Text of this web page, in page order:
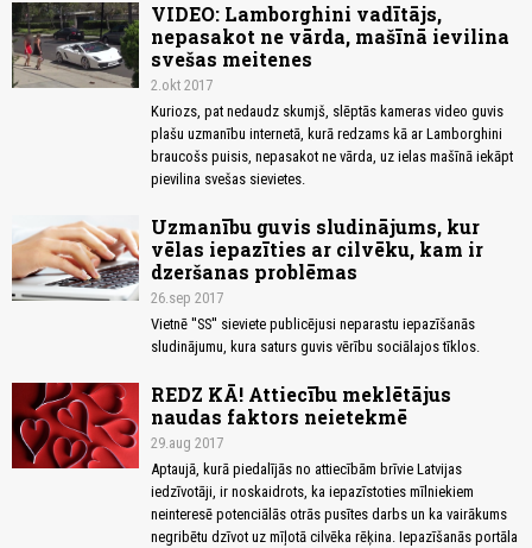
VIDEO: Lamborghini vadītājs,
nepasakot ne vārda, mašīnā ievilina
svešas meitenes
2.okt 2017
Kuriozs, pat nedaudz skumjš, slēptās kameras video guvis
plašu uzmanību internetā, kurā redzams kā ar Lamborghini
braucošs puisis, nepasakot ne vārda, uz ielas mašīnā iekāpt
pievilina svešas sievietes.
Uzmanību guvis sludinājums, kur
vēlas iepazīties ar cilvēku, kam ir
dzeršanas problēmas
26.sep 2017
Vietnē ''SS'' sieviete publicējusi neparastu iepazīšanās
sludinājumu, kura saturs guvis vērību sociālajos tīklos.
REDZ KĀ! Attiecību meklētājus
naudas faktors neietekmē
29.aug 2017
Aptaujā, kurā piedalījās no attiecībām brīvie Latvijas
iedzīvotāji, ir noskaidrots, ka iepazīstoties mīlniekiem
neinteresē potenciālās otrās pusītes darbs un ka vairākums
negribētu dzīvot uz mīļotā cilvēka rēķina. Iepazīšanās portāla